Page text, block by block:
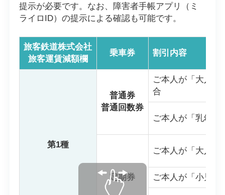
提示が必要です。なお、障害者手帳アプリ（ミ
ライロID）の提示による確認も可能です。
旅客鉄道株式会社
旅客運賃減額欄
乗車券 割引内容
第1種
普通券
普通回数券
ご本人が「大人」
合
ご本人が「乳幼児
定期券
ご本人が「大人」
ご本人が「小児」